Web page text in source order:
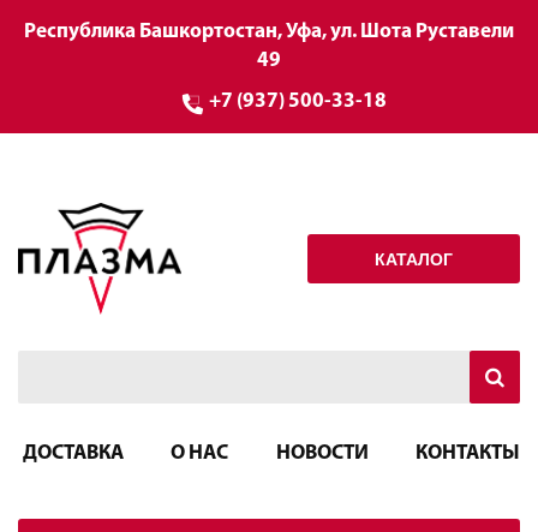
Республика Башкортостан, Уфа, ул. Шота Руставели
49
+7 (937) 500-33-18
КАТАЛОГ
ДОСТАВКА О НАС НОВОСТИ КОНТАКТЫ